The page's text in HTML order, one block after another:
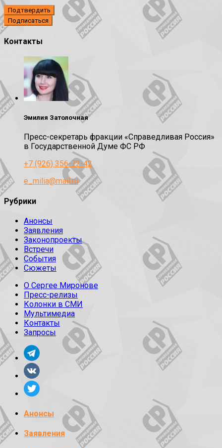
Подтвердить
Контакты
Эмилия Затолочная
Пресс-секретарь фракции «Справедливая Россия»
в Государственной Думе ФС РФ
+7 (926) 356-72-42
e_milia@mail.ru
Рубрики
Анонсы
Заявления
Законопроекты
Встречи
События
Сюжеты
О Сергее Миронове
Пресс-релизы
Колонки в СМИ
Мультимедиа
Контакты
Запросы
Анонсы
Заявления